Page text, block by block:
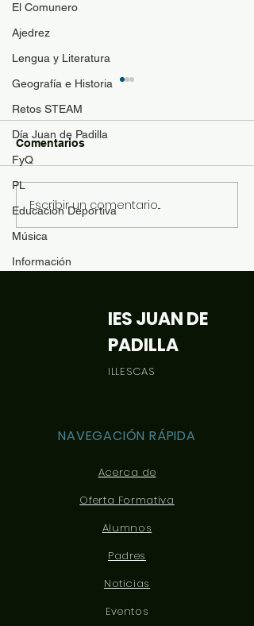
El Comunero
Ajedrez
Lengua y Literatura
Geografía e Historia
Retos STEAM
Día Juan de Padilla
FyQ
PL
Educacion Deportiva
Música
Información
Revista "El Comunero"
nº31-2026
Comentarios
Escribir un comentario...
IES JUAN DE
PADILLA
ILLESCAS
NAVEGACIÓN RÁPIDA
Acerca de
Oferta Formativa
Alumnos
Padres
Noticias
Eventos